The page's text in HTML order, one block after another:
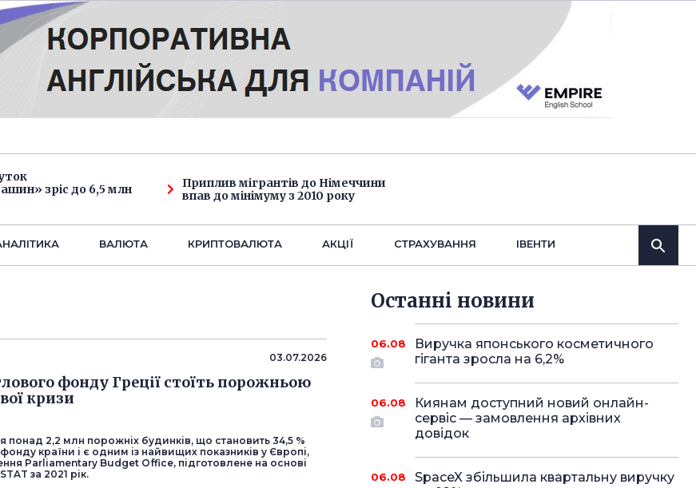
зріс до 6,5 млн
Приплив мігрантів до Німеччини
впав до мінімуму з 2010 року
ВАЛЮТА КРИПТОВАЛЮТА АКЦІЇ СТРАХУВАННЯ IВЕНТИ
03.07.2026
фонду Греції стоїть порожньою
кризи
понад 2,2 млн порожніх будинків, що становить 34,5 %
країни і є одним із найвищих показників у Європі,
Parliamentary Budget Office, підготовлене на основі
за 2021 рік.
Останнi новини
06.08
Виручка японського косметичного
гіганта зросла на 6,2%
06.08
Киянам доступний новий онлайн-
сервіс — замовлення архівних
довідок
06.08
SpaceX збільшила квартальну виручку